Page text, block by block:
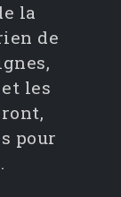
la
de
les
pour